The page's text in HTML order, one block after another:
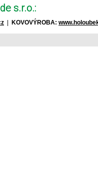
s.r.o.:
KOVOVÝROBA: